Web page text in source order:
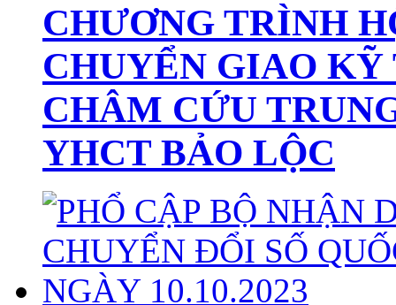
CHƯƠNG TRÌNH
CHUYỂN GIAO
CHÂM CỨU
YHCT BẢO LỘC